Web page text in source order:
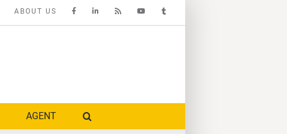
ABOUT US
AGENT